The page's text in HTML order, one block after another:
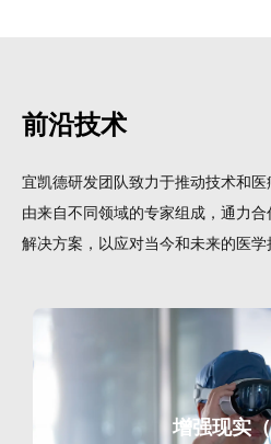
前沿技术
宜凯德研发团队致力于推动技术和
由来自不同领域的专家组成，通力
解决方案，以应对当今和未来的医学
增强现实（